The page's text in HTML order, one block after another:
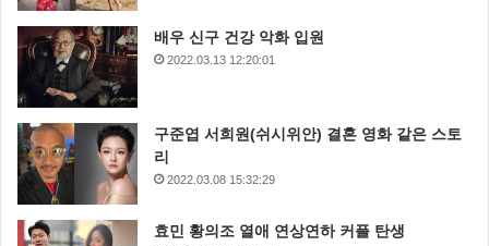
배우 신구 건강 악화 입원
2022.03.13 12:20:01
구준엽 서희원(쉬시위안) 결혼 영화 같은 스토
리
2022.03.08 15:32:29
효민 황의조 열애 연상연하 커플 탄생